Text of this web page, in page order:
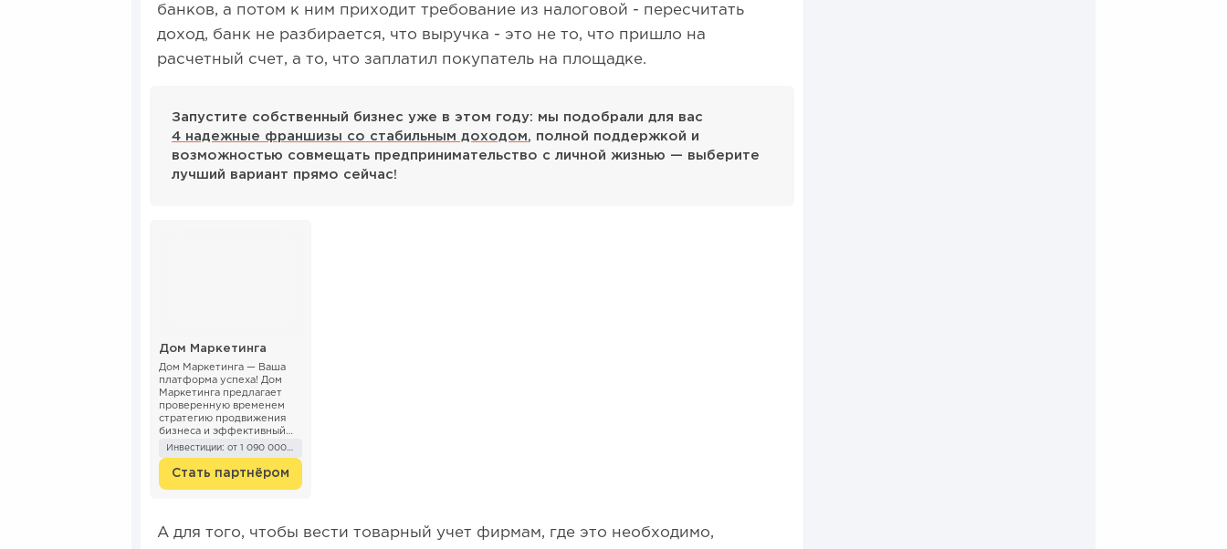
банков, а потом к ним приходит требование из налоговой - пересчитать
доход, банк не разбирается, что выручка - это не то, что пришло на
расчетный счет, а то, что заплатил покупатель на площадке.
Запустите собственный бизнес уже в этом году: мы подобрали для вас
4 надежные франшизы со стабильным доходом, полной поддержкой и
возможностью совмещать предпринимательство с личной жизнью — выберите
лучший вариант прямо сейчас!
Дом Маркетинга
Дом Маркетинга — Ваша
платформа успеха! Дом
Маркетинга предлагает
проверенную временем
стратегию продвижения
бизнеса и эффективный
маркетинговый
инструментарий,
доступный каждому
предпринимат...
Стать партнёром
А для того, чтобы вести товарный учет фирмам, где это необходимо,